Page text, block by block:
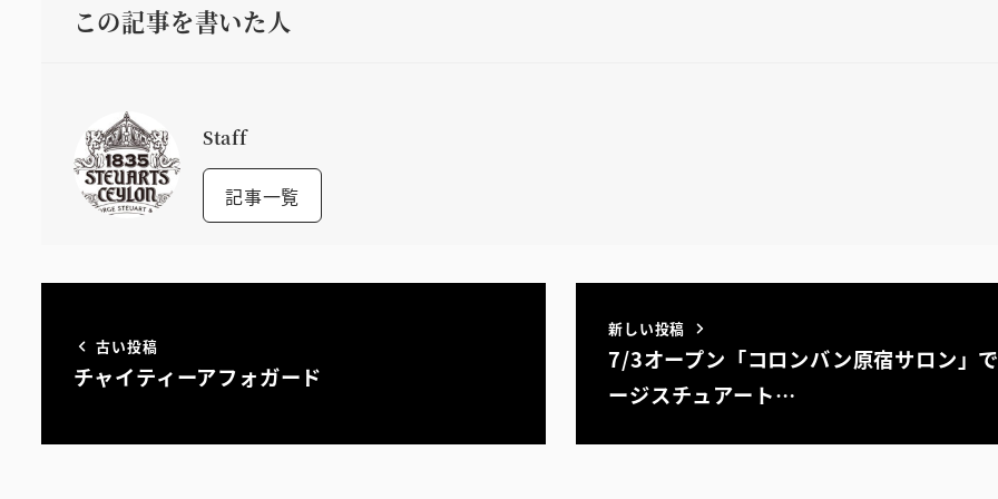
この記事を書いた人
Staff
記事一覧
古い投稿
チャイティーアフォガード
新しい投稿
7/3オープン「コロンバン原宿サロン」
ージスチュアート…